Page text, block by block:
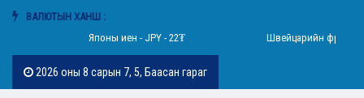
ВАЛЮТЫН ХАНШ :
Японы иен - JPY - 22₮
Швейцарийн франк - CHF -
2026 оны 8 сарын 7, 5, Баасан гараг